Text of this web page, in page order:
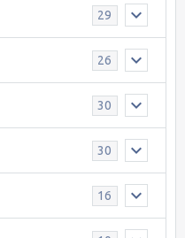
29
26
30
30
16